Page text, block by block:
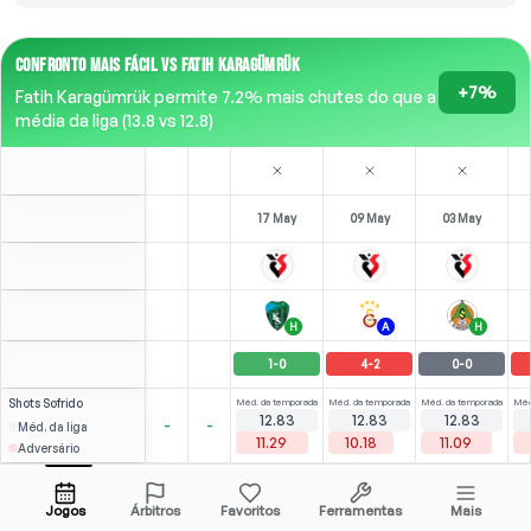
CONFRONTO MAIS FÁCIL VS FATIH KARAGÜMRÜK
Fatih Karagümrük permite 7.2% mais chutes do que a
média da liga (13.8 vs 12.8)
+7%
17 May 09 May 03 May
H A H
1-0 4-2 0-0
Shots Sofrido
Méd. da liga
Adversário
- -
Méd. da temporada
12.83
11.29
Méd. da temporada
12.83
10.18
Méd. da temporada
12.83
11.09
S. Streek Abrir menu
1.85
ST-90
1 (0
M-59'
(1)
ST-90'
Jogos Árbitros Favoritos Ferramentas Mais